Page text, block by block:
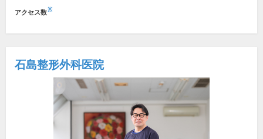
アクセス数※
石島整形外科医院